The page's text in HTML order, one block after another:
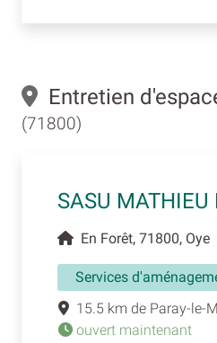
Entretien
(71800)
SASU MATHIEU
En Forêt, 71800, Oye
Services
15.5 km de Paray-le-
ouvert maintenant